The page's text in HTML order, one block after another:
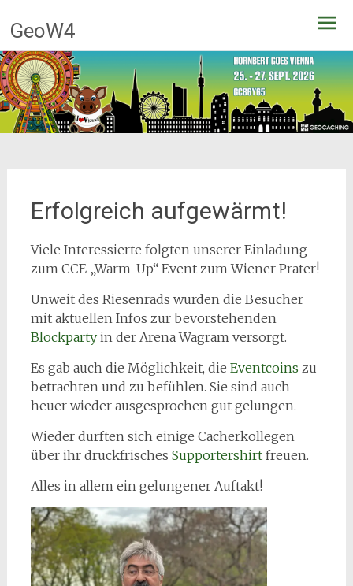
Inhalt
springen
GeoW4
Erfolgreich aufgewärmt!
Viele Interessierte folgten unserer Einladung
zum CCE „Warm-Up“ Event zum Wiener Prater!
Unweit des Riesenrads wurden die Besucher
mit aktuellen Infos zur bevorstehenden
Blockpartyin der Arena Wagram versorgt.
Es gab auch die Möglichkeit, die Eventcoins zu
betrachten und zu befühlen. Sie sind auch
heuer wieder ausgesprochen gut gelungen.
Wieder durften sich einige Cacherkollegen
über ihr druckfrisches Supportershirtfreuen.
Alles in allem ein gelungener Auftakt!